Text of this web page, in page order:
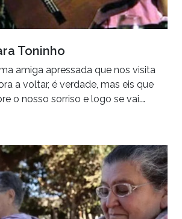
Toninho
amiga apressada que nos visita
a voltar, é verdade, mas eis que
o nosso sorriso e logo se vai.…